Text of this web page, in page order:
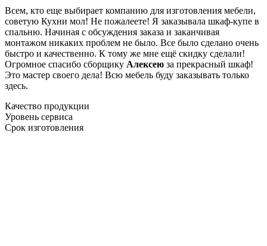
Всем, кто еще выбирает компанию для изготовления мебели,
советую Кухни мол! Не пожалеете! Я заказывала шкаф-купе в
спальню. Начиная с обсуждения заказа и заканчивая
монтажом никаких проблем не было. Все было сделано очень
быстро и качественно. К тому же мне ещё скидку сделали!
Огромное спасибо сборщику Алексею за прекрасный шкаф!
Это мастер своего дела! Всю мебель буду заказывать только
здесь.
Качество продукции
Уровень сервиса
Срок изготовления